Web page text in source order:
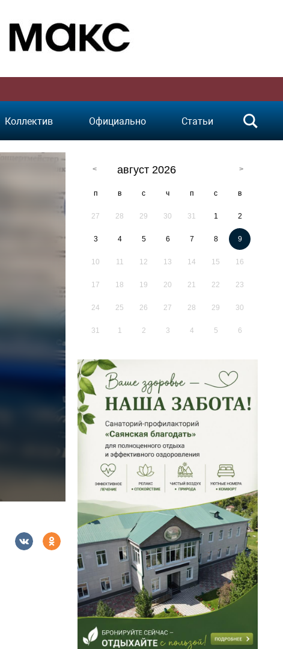
Коллектив Официально Статьи
август 2026
п в с ч п с в
27 28 29 30 31 1 2
3 4 5 6 7 8 9
10 11 12 13 14 15 16
17 18 19 20 21 22 23
24 25 26 27 28 29 30
31 1 2 3 4 5 6